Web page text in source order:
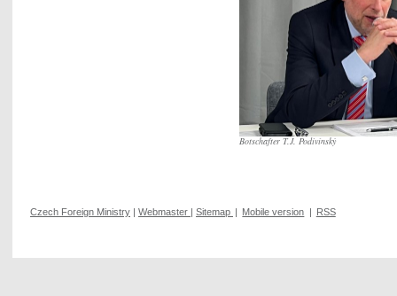
Botschafter T.J. Podivínský
Czech Foreign Ministry | Webmaster | Sitemap | Mobile version | RSS